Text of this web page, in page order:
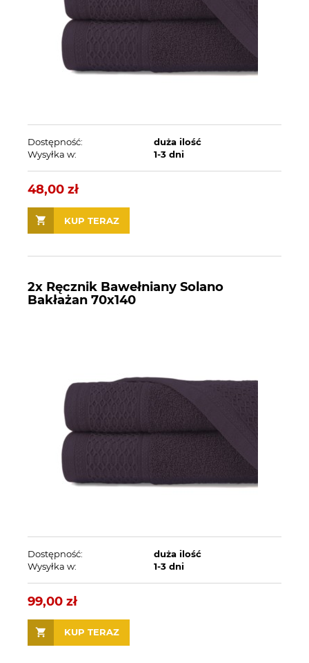
Dostępność:
duża ilość
Wysyłka w:
1-3 dni
48,00 zł
KUP TERAZ
2x Ręcznik Bawełniany Solano
Bakłażan 70x140
Dostępność:
duża ilość
Wysyłka w:
1-3 dni
99,00 zł
KUP TERAZ